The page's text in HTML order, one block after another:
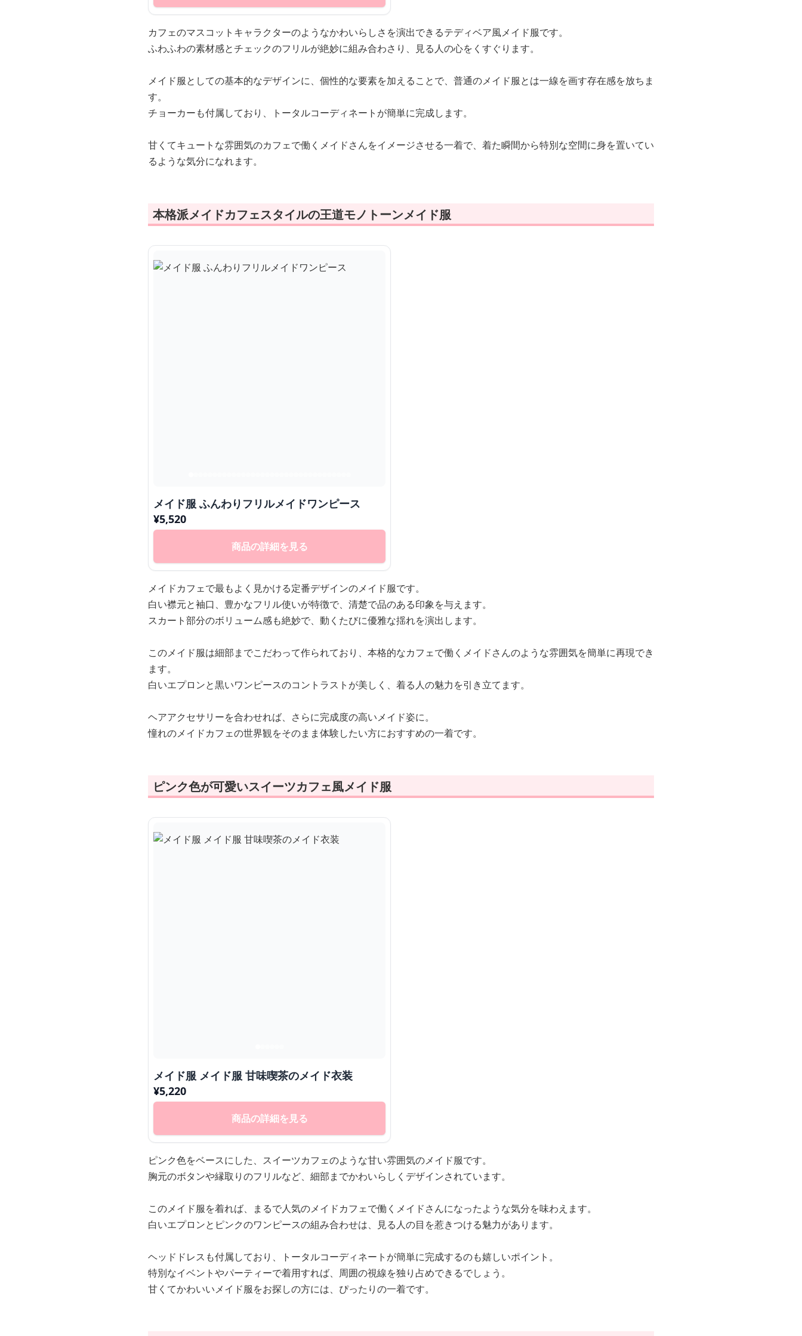
カフェのマスコットキャラクターのようなかわいらしさを演出できるテディベア風メイド服です。
ふわふわの素材感とチェックのフリルが絶妙に組み合わさり、見る人の心をくすぐります。
メイド服としての基本的なデザインに、個性的な要素を加えることで、普通のメイド服とは一線を画す存在感を放ちま
す。
チョーカーも付属しており、トータルコーディネートが簡単に完成します。
甘くてキュートな雰囲気のカフェで働くメイドさんをイメージさせる一着で、着た瞬間から特別な空間に身を置いてい
るような気分になれます。
本格派メイドカフェスタイルの王道モノトーンメイド服
メイド服 ふんわりフリルメイドワンピース
¥5,520
商品の詳細を見る
メイドカフェで最もよく見かける定番デザインのメイド服です。
白い襟元と袖口、豊かなフリル使いが特徴で、清楚で品のある印象を与えます。
スカート部分のボリューム感も絶妙で、動くたびに優雅な揺れを演出します。
このメイド服は細部までこだわって作られており、本格的なカフェで働くメイドさんのような雰囲気を簡単に再現でき
ます。
白いエプロンと黒いワンピースのコントラストが美しく、着る人の魅力を引き立てます。
ヘアアクセサリーを合わせれば、さらに完成度の高いメイド姿に。
憧れのメイドカフェの世界観をそのまま体験したい方におすすめの一着です。
ピンク色が可愛いスイーツカフェ風メイド服
メイド服 メイド服 甘味喫茶のメイド衣装
¥5,220
商品の詳細を見る
ピンク色をベースにした、スイーツカフェのような甘い雰囲気のメイド服です。
胸元のボタンや縁取りのフリルなど、細部までかわいらしくデザインされています。
このメイド服を着れば、まるで人気のメイドカフェで働くメイドさんになったような気分を味わえます。
白いエプロンとピンクのワンピースの組み合わせは、見る人の目を惹きつける魅力があります。
ヘッドドレスも付属しており、トータルコーディネートが簡単に完成するのも嬉しいポイント。
特別なイベントやパーティーで着用すれば、周囲の視線を独り占めできるでしょう。
甘くてかわいいメイド服をお探しの方には、ぴったりの一着です。